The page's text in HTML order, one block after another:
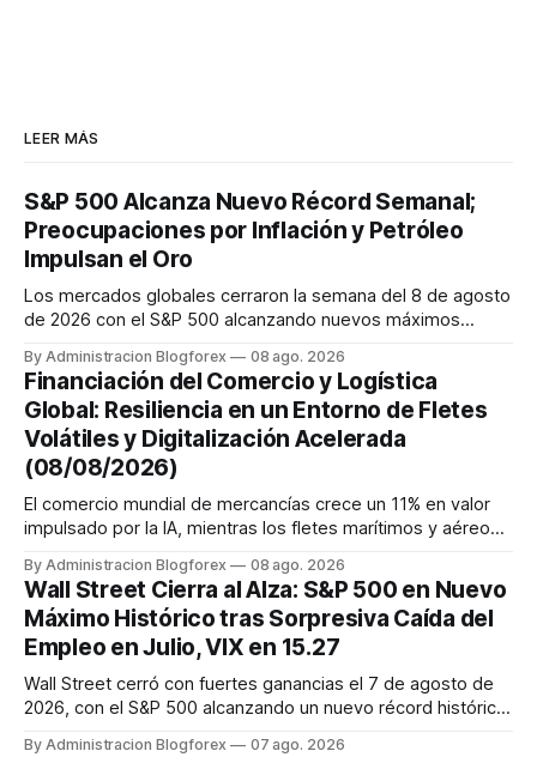
LEER MÁS
S&P 500 Alcanza Nuevo Récord Semanal;
Preocupaciones por Inflación y Petróleo
Impulsan el Oro
Los mercados globales cerraron la semana del 8 de agosto
de 2026 con el S&P 500 alcanzando nuevos máximos
renta fija vio una caída en los rendimientos del Tesoro de
EE. UU. tras un informe de empleo más débil. El petróleo se
mantuvo al ...
By Administracion Blogforex 08 ago. 2026
Financiación del Comercio y Logística
Global: Resiliencia en un Entorno de Fletes
Volátiles y Digitalización Acelerada
(08/08/2026)
El comercio mundial de mercancías crece un 11% en valor
impulsado por la IA, mientras los fletes marítimos y aéreos
disrupciones geopolíticas y congestión. La financiación del
comercio, que depende en un 90% del crédito, se digitaliza
y el mercado...
By Administracion Blogforex 08 ago. 2026
Wall Street Cierra al Alza: S&P 500 en Nuevo
Máximo Histórico tras Sorpresiva Caída del
Empleo en Julio, VIX en 15.27
Wall Street cerró con fuertes ganancias el 7 de agosto de
2026, con el S&P 500 alcanzando un nuevo récord histórico
By Administracion Blogforex 07 ago. 2026